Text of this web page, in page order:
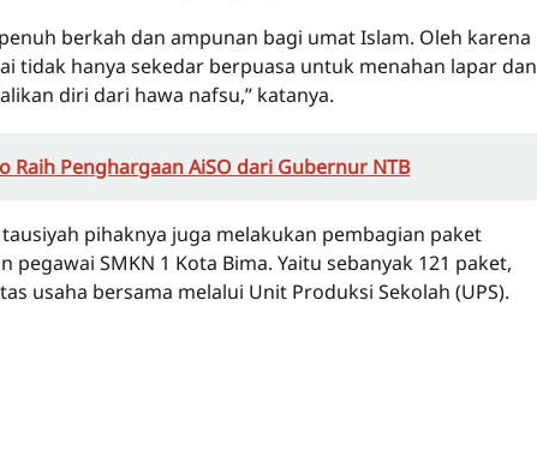
berkah dan ampunan bagi umat Islam. Oleh karena
tidak hanya sekedar berpuasa untuk menahan lapar dan
diri dari hawa nafsu,” katanya.
Raih Penghargaan AiSO dari Gubernur NTB
pihaknya juga melakukan pembagian paket
SMKN 1 Kota Bima. Yaitu sebanyak 121 paket,
usaha bersama melalui Unit Produksi Sekolah (UPS).